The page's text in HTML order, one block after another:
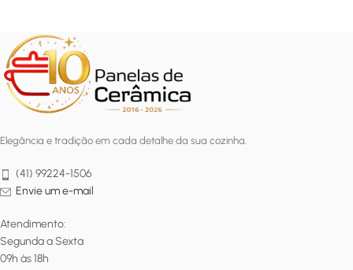
Elegância e tradição em cada detalhe da sua cozinha.
(41) 99224-1506
Envie um e-mail
Atendimento:
Segunda a Sexta
09h às 18h